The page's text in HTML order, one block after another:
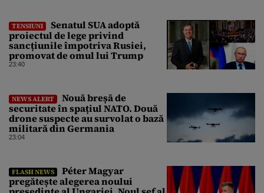
TENSIUNI
Senatul SUA adoptă
proiectul de lege privind
sancțiunile împotriva Rusiei,
promovat de omul lui Trump
23:40
NEWS ALERT
Nouă breșă de
securitate în spațiul NATO. Două
drone suspecte au survolat o bază
militară din Germania
23:04
FLASH NEWS
Péter Magyar
pregătește alegerea noului